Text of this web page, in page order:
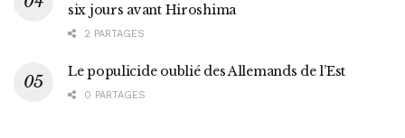
six jours avant Hiroshima
2 PARTAGES
Le populicide oublié des Allemands de l’Est
0 PARTAGES